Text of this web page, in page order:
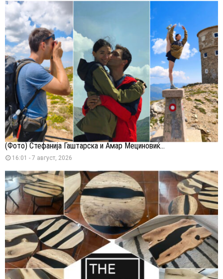
(Фото) Стефанија Гаштарска и Амар Мециновиќ...
16:01 - 7 август, 2026